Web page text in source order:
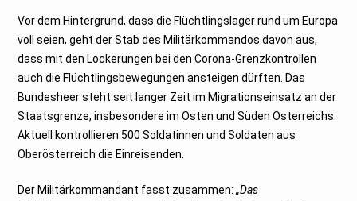
Vor dem Hintergrund, dass die Flüchtlingslager rund um Europa
voll seien, geht der Stab des Militärkommandos davon aus,
dass mit den Lockerungen bei den Corona-Grenzkontrollen
auch die Flüchtlingsbewegungen ansteigen dürften. Das
Bundesheer steht seit langer Zeit im Migrationseinsatz an der
Staatsgrenze, insbesondere im Osten und Süden Österreichs.
Aktuell kontrollieren 500 Soldatinnen und Soldaten aus
Oberösterreich die Einreisenden.
Der Militärkommandant fasst zusammen:„Das